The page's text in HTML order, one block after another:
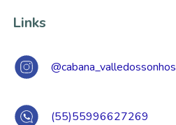
Links
@cabana_valledossonhos
(55)55996627269